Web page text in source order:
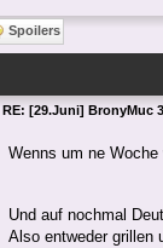
Spoilers
RE: [29.Juni] BronyMuc
Wenns um ne
Und auf nochmal
Also entweder grillen